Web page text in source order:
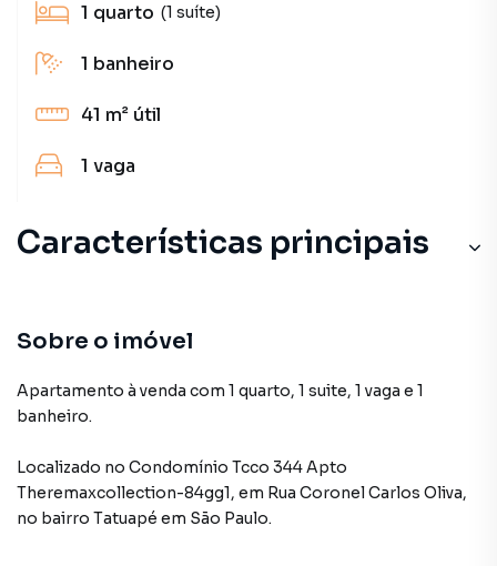
1 quarto (1 suíte)
1 banheiro
41 m² útil
1 vaga
Características principais
Sobre o imóvel
Apartamento à venda com 1 quarto, 1 suite, 1 vaga e 1
banheiro.
Localizado no Condomínio Tcco 344 Apto
Theremaxcollection-84gg1, em Rua Coronel Carlos Oliva,
no bairro Tatuapé em São Paulo.